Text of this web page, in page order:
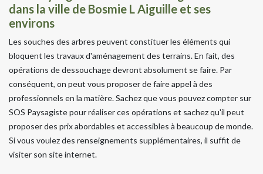
dans la ville de Bosmie L Aiguille et ses
environs
Les souches des arbres peuvent constituer les éléments qui
bloquent les travaux d'aménagement des terrains. En fait, des
opérations de dessouchage devront absolument se faire. Par
conséquent, on peut vous proposer de faire appel à des
professionnels en la matière. Sachez que vous pouvez compter sur
SOS Paysagiste pour réaliser ces opérations et sachez qu'il peut
proposer des prix abordables et accessibles à beaucoup de monde.
Si vous voulez des renseignements supplémentaires, il suffit de
visiter son site internet.